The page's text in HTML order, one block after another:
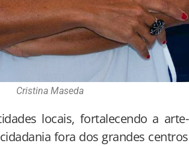
Cristina Maseda
locais, fortalecendo a arte-
fora dos grandes centros